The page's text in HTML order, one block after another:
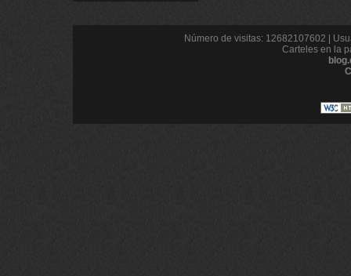
Número de visitas: 12682107602 |
Carteles en la